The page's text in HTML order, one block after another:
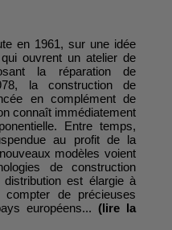
en 1961, sur une idée
ouvrent un atelier de
la réparation de
la construction de
en complément de
connaît immédiatement
Entre temps,
au profit de la
modèles voient
de construction
est élargie à
de précieuses
européens... (lire la